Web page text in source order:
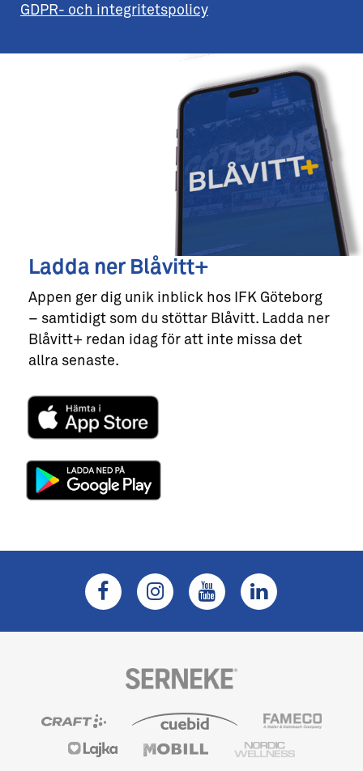
GDPR- och integritetspolicy
Ladda ner Blåvitt+
Appen ger dig unik inblick hos IFK Göteborg
– samtidigt som du stöttar Blåvitt. Ladda ner
Blåvitt+ redan idag för att inte missa det
allra senaste.